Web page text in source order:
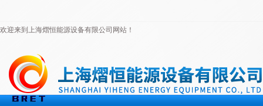
欢迎来到上海熠恒能源设备有限公司网站！